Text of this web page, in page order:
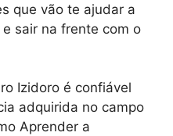
que vão te ajudar a
sair na frente com o
Izidoro é confiável
adquirida no campo
Aprender a